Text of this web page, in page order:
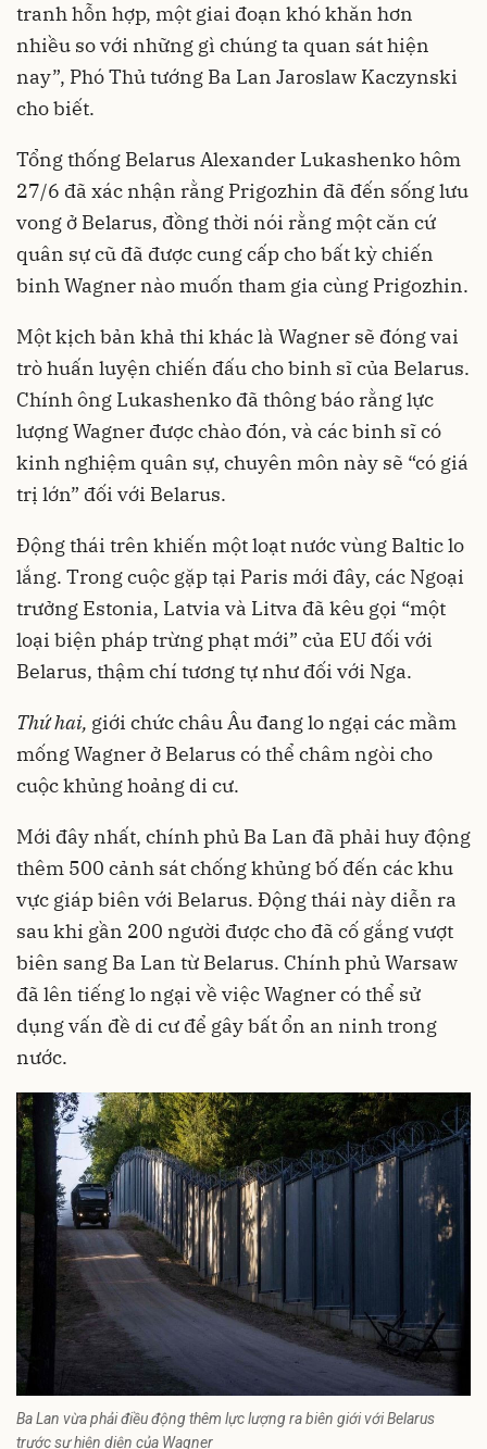
tranh hỗn hợp, một giai đoạn khó khăn hơn
nhiều so với những gì chúng ta quan sát hiện
nay”, Phó Thủ tướng Ba Lan Jaroslaw Kaczynski
cho biết.
Tổng thống Belarus Alexander Lukashenko hôm
27/6 đã xác nhận rằng Prigozhin đã đến sống lưu
vong ở Belarus, đồng thời nói rằng một căn cứ
quân sự cũ đã được cung cấp cho bất kỳ chiến
binh Wagner nào muốn tham gia cùng Prigozhin.
Một kịch bản khả thi khác là Wagner sẽ đóng vai
trò huấn luyện chiến đấu cho binh sĩ của Belarus.
Chính ông Lukashenko đã thông báo rằng lực
lượng Wagner được chào đón, và các binh sĩ có
kinh nghiệm quân sự, chuyên môn này sẽ “có giá
trị lớn” đối với Belarus.
Động thái trên khiến một loạt nước vùng Baltic lo
lắng. Trong cuộc gặp tại Paris mới đây, các Ngoại
trưởng Estonia, Latvia và Litva đã kêu gọi “một
loại biện pháp trừng phạt mới” của EU đối với
Belarus, thậm chí tương tự như đối với Nga.
Thứ hai, giới chức châu Âu đang lo ngại các mầm
mống Wagner ở Belarus có thể châm ngòi cho
cuộc khủng hoảng di cư.
Mới đây nhất, chính phủ Ba Lan đã phải huy động
thêm 500 cảnh sát chống khủng bố đến các khu
vực giáp biên với Belarus. Động thái này diễn ra
sau khi gần 200 người được cho đã cố gắng vượt
biên sang Ba Lan từ Belarus. Chính phủ Warsaw
đã lên tiếng lo ngại về việc Wagner có thể sử
dụng vấn đề di cư để gây bất ổn an ninh trong
nước.
Ba Lan vừa phải điều động thêm lực lượng ra biên giới với Belarus
trước sự hiện diện của Wagner